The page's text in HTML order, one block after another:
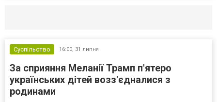
Суспільство 16:00, 31 липня
За сприяння Меланії Трамп п'ятеро
українських дітей возз'єдналися з
родинами